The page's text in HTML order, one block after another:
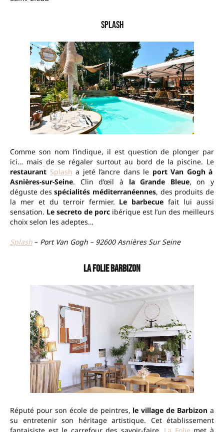
Splash
Comme son nom l’indique, il est question de plonger par
ici… mais de se régaler surtout au bord de la piscine. Le
restaurant Splash a jeté l’ancre dans le port Van Gogh à
Asnières-sur-Seine. Clin d’œil à la Grande Bleue, on y
déguste des spécialités méditerranéennes, des produits de
la mer et du terroir fermier. Le barbecuefait lui aussi
sensation. Le secreto de porc ibérique est l’un des meilleurs
choix selon les adeptes…
Splash – Port Van Gogh – 92600 Asnières Sur Seine
La Folie Barbizon
Réputé pour son école de peintres, le village de Barbizon a
su entretenir son héritage artistique. Cet établissement